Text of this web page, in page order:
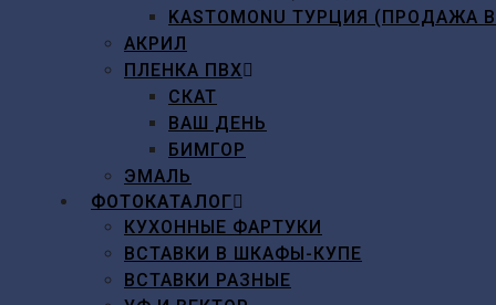
KASTOMONU ТУРЦИЯ
АКРИЛ
ПЛЕНКА ПВХ
СКАТ
ВАШ ДЕНЬ
БИМГОР
ЭМАЛЬ
ФОТОКАТАЛОГ
КУХОННЫЕ ФАРТУКИ
ВСТАВКИ В ШКАФЫ-КУПЕ
ВСТАВКИ РАЗНЫЕ